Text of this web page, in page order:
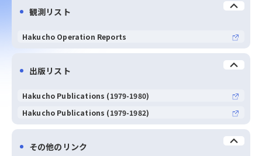
観測リスト
Hakucho Operation Reports
出版リスト
Hakucho Publications (1979-1980)
Hakucho Publications (1979-1982)
その他のリンク